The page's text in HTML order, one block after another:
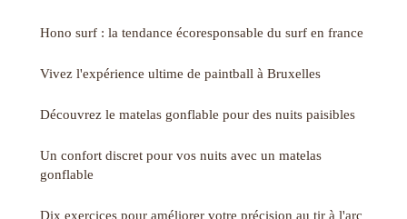
Hono surf : la tendance écoresponsable du surf en france
Vivez l'expérience ultime de paintball à Bruxelles
Découvrez le matelas gonflable pour des nuits paisibles
Un confort discret pour vos nuits avec un matelas
gonflable
Dix exercices pour améliorer votre précision au tir à l'arc